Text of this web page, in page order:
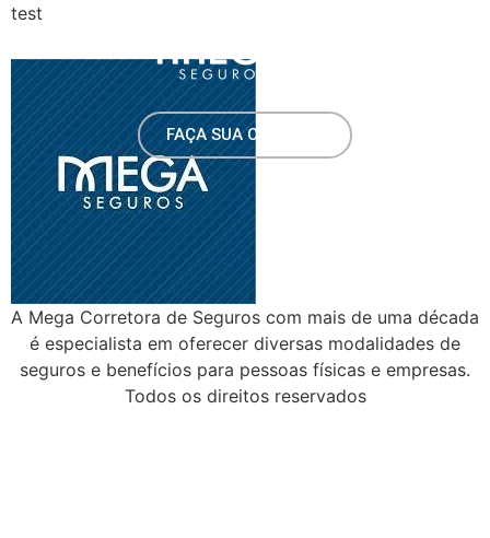
FAÇA SUA COTAÇÃO
test
A Mega Corretora de Seguros com mais de uma década
é especialista em oferecer diversas modalidades de
seguros e benefícios para pessoas físicas e empresas.
Todos os direitos reservados